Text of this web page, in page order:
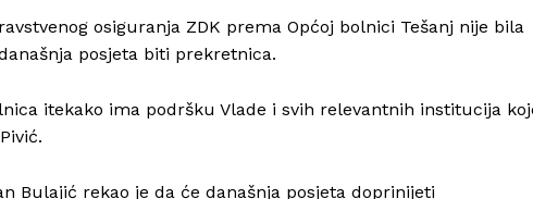
osiguranja ZDK prema Općoj bolnici Tešanj nije bila
posjeta biti prekretnica.
itekako ima podršku Vlade i svih relevantnih institucija
Bulajić rekao je da će današnja posjeta doprinijeti